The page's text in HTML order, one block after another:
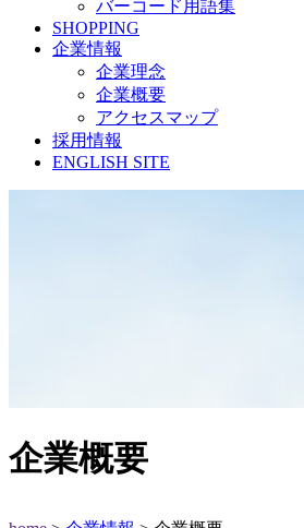
バーコード用語集
SHOPPING
企業情報
企業理念
企業概要
アクセスマップ
採用情報
ENGLISH SITE
企業概要